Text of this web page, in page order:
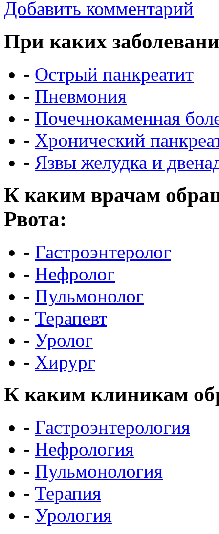
Добавить комментарий
При каких
- Острый панкреатит
- Пневмония
- Почечнокаменная
- Хронический
- Язвы желудка и
К каким врачам
Рвота:
- Гастроэнтеролог
- Нефролог
- Пульмонолог
- Терапевт
- Уролог
- Хирург
К каким клиникам
- Гастроэнтерология
- Нефрология
- Пульмонология
- Терапия
- Урология